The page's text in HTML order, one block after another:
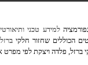
למידע טכני ותיאורטי
הכוללים שחזור חלקי
ברזל, פלדה ויצקת לפי מפרט